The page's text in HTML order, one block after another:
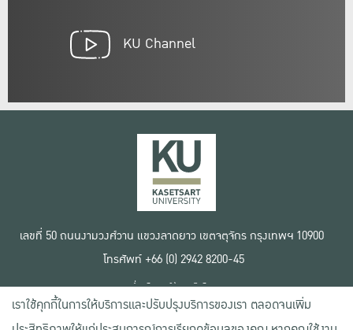
KU Channel
เลขที่ 50 ถนนงามวงศ์วาน แขวงลาดยาว เขตจตุจักร กรุงเทพฯ 10900
โทรศัพท์ +66 (0) 2942 8200-45
เงื่อนไขการใช้งานเว็บไซต์
ข้อตกลงด้านสิทธิ์ใช้งาน
นโยบายความเป็นส่วนตัว
เราใช้คุกกี้ในการให้บริการและปรับปรุงบริการของเรา ตลอดจนเพิ่ม